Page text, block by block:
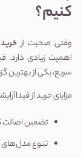
کنیم؟
وقتی صحبت از
سریع، یکی از بهترین گزینه‌ها برای خرید این
مزایای خرید از
تضمین اصالت
تنوع مدل‌های اتو مو دوکاره بابیلیس